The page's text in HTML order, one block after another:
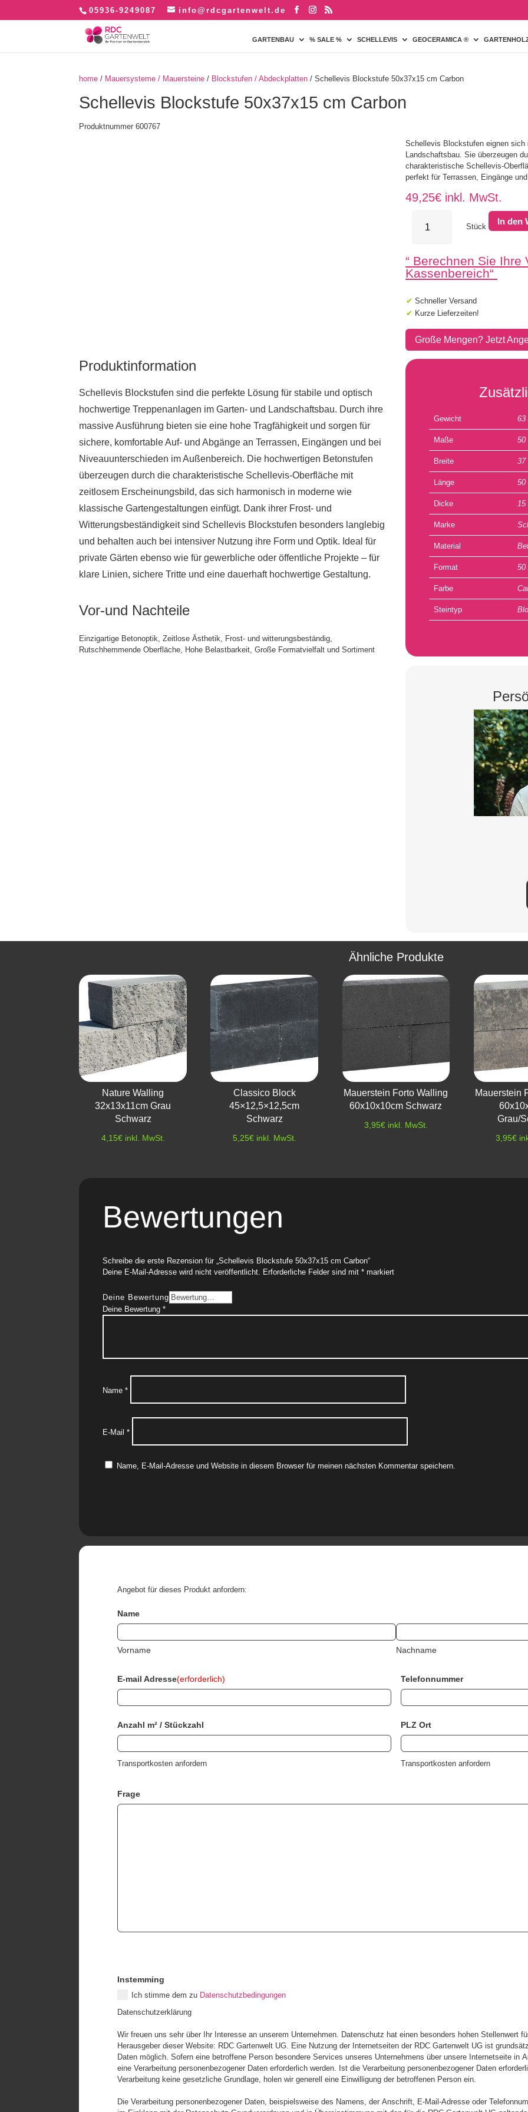
05936-9249087 info@rdcgartenwelt.de
GARTENBAU % SALE % SCHELLEVIS GEOCERAMICA ®
home / Mauersysteme / Mauersteine / Blockstufen / Abdeckplatten / Schellevis Blockstufe 50x37x15 cm Carbon
Schellevis Blockstufe 50x37x15 cm Carbon
Produktnummer 600767
Schellevis Blockstufen eignen sich
Landschaftsbau. Sie überzeugen
charakteristische Schellevis-
perfekt für Terrassen, Eingänge
49,25€ inkl. MwSt.
Blockstufe
Carbon
Menge
Stück
In den
“ Berechnen Sie Ihre
Kassenbereich“
✔Schneller Versand
✔ Kurze Lieferzeiten!
Große Mengen? Jetzt
Produktinformation
Schellevis Blockstufen sind die perfekte Lösung für stabile und optisch
hochwertige Treppenanlagen im Garten- und Landschaftsbau. Durch ihre
massive Ausführung bieten sie eine hohe Tragfähigkeit und sorgen für
sichere, komfortable Auf- und Abgänge an Terrassen, Eingängen und bei
Niveauunterschieden im Außenbereich. Die hochwertigen Betonstufen
überzeugen durch die charakteristische Schellevis-Oberfläche mit
zeitlosem Erscheinungsbild, das sich harmonisch in moderne wie
klassische Gartengestaltungen einfügt. Dank ihrer Frost- und
Witterungsbeständigkeit sind Schellevis Blockstufen besonders langlebig
und behalten auch bei intensiver Nutzung ihre Form und Optik. Ideal für
private Gärten ebenso wie für gewerbliche oder öffentliche Projekte – für
klare Linien, sichere Tritte und eine dauerhaft hochwertige Gestaltung.
Vor-und Nachteile
Einzigartige Betonoptik, Zeitlose Ästhetik, Frost- und witterungsbeständig,
Rutschhemmende Oberfläche, Hohe Belastbarkeit, Große Formatvielfalt und Sortiment
Gewicht 63
Maße 50
Breite 37
Länge 50
Dicke 15
Marke
Material
Format 50
Farbe
Steintyp
Ähnliche Produkte
Nature Walling
32x13x11cm Grau
Schwarz
4,15€ inkl. MwSt.
Classico Block
45×12,5×12,5cm
Schwarz
5,25€ inkl. MwSt.
Mauerstein Forto Walling
60x10x10cm Schwarz
3,95€ inkl. MwSt.
Mauerstein
Grau/
3,95€
Bewertungen
Schreibe die erste Rezension für „Schellevis Blockstufe 50x37x15 cm Carbon“
Deine E-Mail-Adresse wird nicht veröffentlicht. Erforderliche Felder sind mit* markiert
Deine Bewertung
Deine Bewertung*
Name*
E-Mail*
Name, E-Mail-Adresse und Website in diesem Browser für meinen nächsten Kommentar speichern.
Angebot für dieses Produkt anfordern:
Name
Vorname Nachname
E-mail Adresse(erforderlich) Telefonnummer
Anzahl m² / Stückzahl
Transportkosten anfordern
PLZ Ort
Transportkosten anfordern
Frage
Instemming
Ich stimme dem zu Datenschutzbedingungen
Datenschutzerklärung
Wir freuen uns sehr über Ihr Interesse an unserem Unternehmen. Datenschutz hat einen besonders hohen Stellenwert
Herausgeber dieser Website: RDC Gartenwelt UG. Eine Nutzung der Internetseiten der RDC Gartenwelt UG ist
Daten möglich. Sofern eine betroffene Person besondere Services unseres Unternehmens über unsere Internetseite in
eine Verarbeitung personenbezogener Daten erforderlich werden. Ist die Verarbeitung personenbezogener Daten
Verarbeitung keine gesetzliche Grundlage, holen wir generell eine Einwilligung der betroffenen Person ein.
Die Verarbeitung personenbezogener Daten, beispielsweise des Namens, der Anschrift, E-Mail-Adresse oder